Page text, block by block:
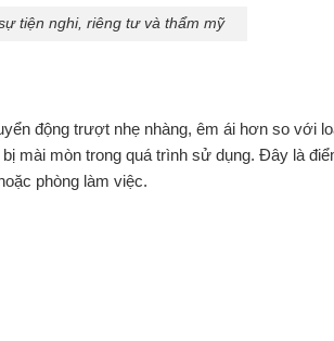
tiện nghi, riêng tư và thẩm mỹ
động trượt nhẹ nhàng, êm ái hơn so với
mài mòn trong quá trình sử dụng. Đây là
phòng làm việc.